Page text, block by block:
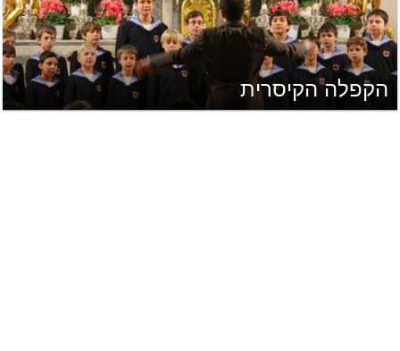
הקפלה הקיסרית